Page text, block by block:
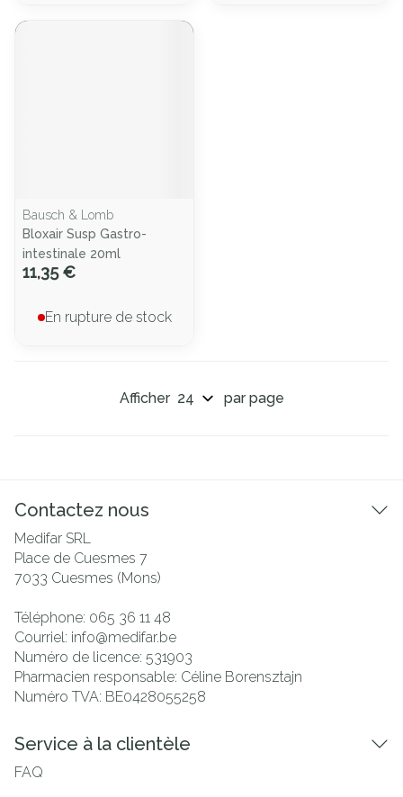
Bausch & Lomb
Bloxair Susp Gastro-
intestinale 20ml
11,35 €
En rupture de stock
Afficher par page
Contactez nous
Medifar SRL
Place de Cuesmes 7
7033 Cuesmes (Mons)
Téléphone: 065 36 11 48
Courriel: info@medifar.be
Numéro de licence: 531903
Pharmacien responsable: Céline Borensztajn
Numéro TVA: BE0428055258
Service à la clientèle
FAQ